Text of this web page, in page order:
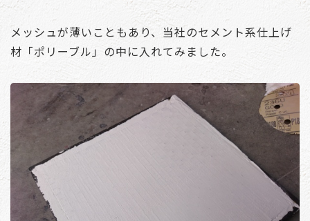
メッシュが薄いこともあり、当社のセメント系仕上げ
材「ポリーブル」の中に入れてみました。